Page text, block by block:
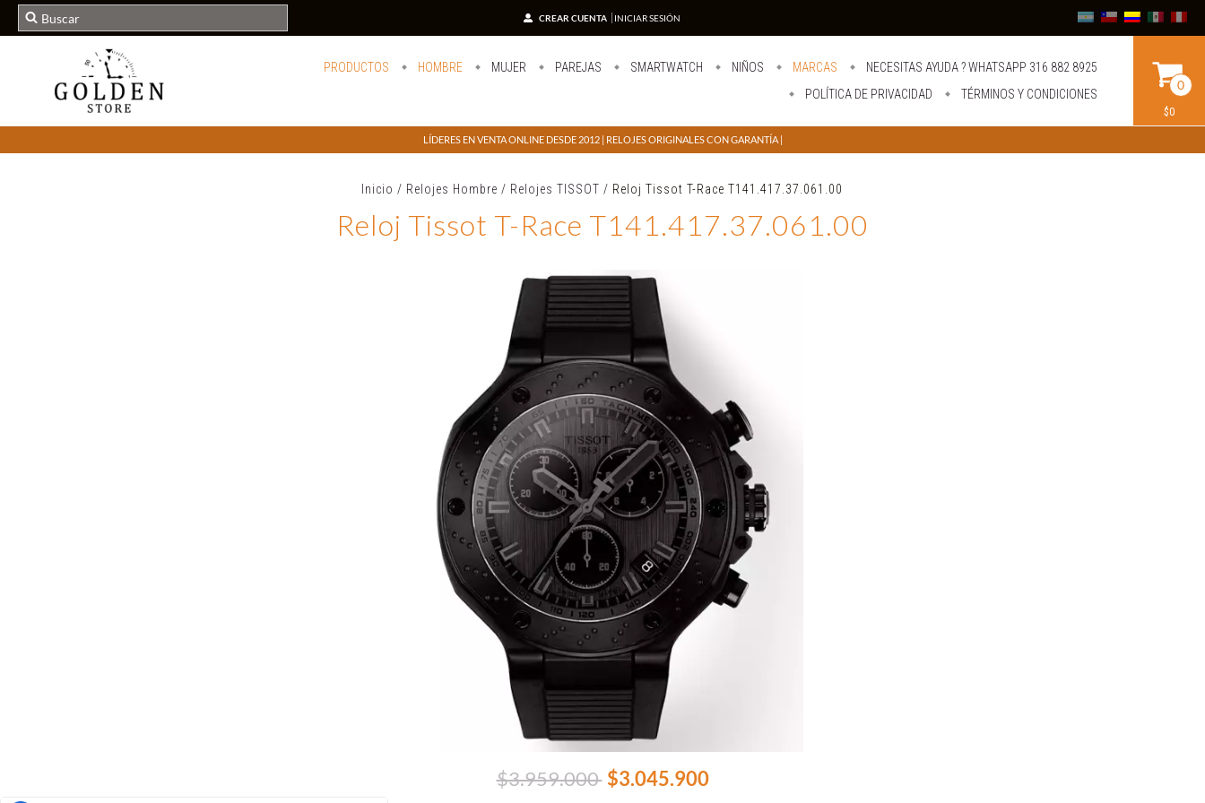
CREAR CUENTA INICIAR SESIÓN
PRODUCTOS HOMBRE MUJER PAREJAS SMARTWATCH NIÑOS MARCAS
NECESITAS AYUDA ? WHATSAPP 316 882 8925
POLÍTICA DE PRIVACIDAD
TÉRMINOS Y CONDICIONES
0
$0
LÍDERES EN VENTA ONLINE DESDE 2012 | RELOJES ORIGINALES CON GARANTÍA |
Inicio / Relojes Hombre / Relojes TISSOT / Reloj Tissot T-Race T141.417.37.061.00
Reloj Tissot T-Race T141.417.37.061.00
$3.959.000 $3.045.900